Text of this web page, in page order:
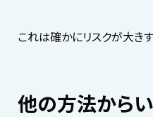
これは確かにリスクが大き
他の方法から